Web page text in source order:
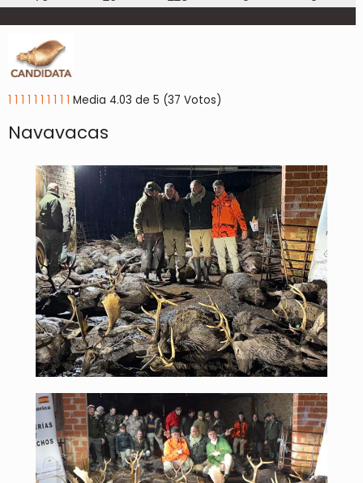
1 1 1 1 1 1 1 1 1 1 Media 4.03 de 5 (37 Votos)
Navavacas